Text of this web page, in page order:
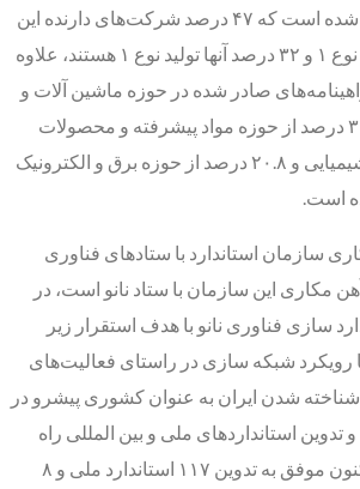
محصول (COP) صادر شده است که ۴۷ درصد شرکت‌های دارنده این
گواهینامه‌ها از نوع نوپا نوع ۱ و ۳۲ درصد آنها تولید نوع ۱ هستند، علاوه
از گواهینامه‌های صادر شده در حوزه ماشین آلات و
تجهیزات پیشرفته، ۳۰.۲ درصد از حوزه مواد پیشرفته و محصولات
مبتنی بر فناوری‌های شیمیایی و ۲۰.۸ درصد از حوزه برق و الکترونیک
است.
سازمان استاندارد با ستادهای فناوری
مکاری این سازمان با ستاد نانو است، در
سازی فناوری نانو با هدف استقرار زیر
رویکرد شبکه سازی در راستای فعالیت‌های
شناخته شدن ایران به عنوان کشوری پیشرو در
استانداردهای ملی و بین المللی راه
اندازی شده است و تاکنون موفق به تدوین ۱۱۷ استاندارد ملی و ۸